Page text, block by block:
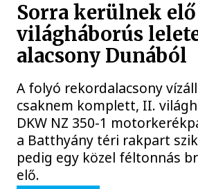
Sorra kerülnek elő
világháborús
alacsony Dunából
A folyó rekordalacsony
csaknem komplett, II.
DKW NZ 350-1
a Batthyány téri rakpart
pedig egy közel féltonnás
elő.